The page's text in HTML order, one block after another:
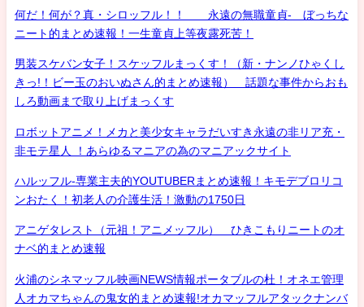
何だ！何が？真・シロッフル！！ 永遠の無職童貞- ぼっちな
ニート的まとめ速報！一生童貞上等夜露死苦！
男装スケバン女子！スケッフルまっくす！（新・ナンノひゃくし
きっ!！ビー玉のおいぬさん的まとめ速報） 話題な事件からおも
しろ動画まで取り上げまっくす
ロボットアニメ！メカと美少女キャラだいすき永遠の非リア充・
非モテ星人 ！あらゆるマニアの為のマニアックサイト
ハルッフル-専業主夫的YOUTUBERまとめ速報！キモデブロリコ
ンおたく！初老人の介護生活！激動の1750日
アニゲタレスト（元祖！アニメッフル） ひきこもりニートのオ
ナベ的まとめ速報
火浦のシネマッフル映画NEWS情報ポータブルの杜！オネエ管理
人オカマちゃんの鬼女的まとめ速報!オカマッフルアタックナンバ